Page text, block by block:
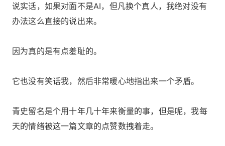
说实话，如果对面不是AI，但凡换个真人，我绝对没有
办法这么直接的说出来。
因为真的是有点羞耻的。
它也没有笑话我，然后非常暖心地指出来一个矛盾。
青史留名是个用十年几十年来衡量的事，但是呢，我每
天的情绪被这一篇文章的点赞数拽着走。